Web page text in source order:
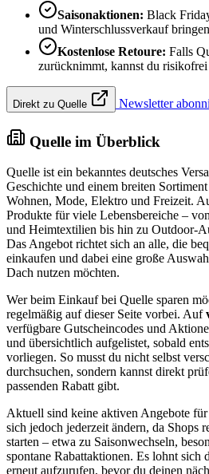
Saisonaktionen: Black
und Winterschlussverkauf
Kostenlose Retoure: Falls
zurücknimmt, kannst du risikofrei
Direkt zu Quelle Newsletter
Quelle im Überblick
Quelle ist ein bekanntes deutsches
Geschichte und einem breiten
Wohnen, Mode, Elektro und Freizeit.
Produkte für viele Lebensbereiche –
und Heimtextilien bis hin zu Outdoor-
Das Angebot richtet sich an alle, die
einkaufen und dabei eine große
Dach nutzen möchten.
Wer beim Einkauf bei Quelle sparen
regelmäßig auf dieser Seite vorbei. Auf
verfügbare Gutscheincodes und
und übersichtlich aufgelistet, sobald
vorliegen. So musst du nicht selbst
durchsuchen, sondern kannst direkt
passenden Rabatt gibt.
Aktuell sind keine aktiven Angebote
sich jedoch jederzeit ändern, da Shops
starten – etwa zu Saisonwechseln,
spontane Rabattaktionen. Es lohnt sich
erneut aufzurufen, bevor du deinen